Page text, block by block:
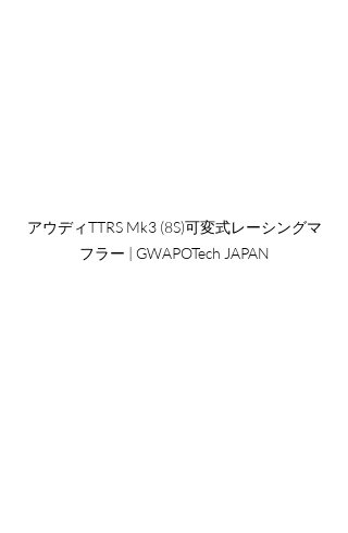
アウディTTRS Mk3 (8S)可変式レーシングマ
フラー | GWAPOTech JAPAN